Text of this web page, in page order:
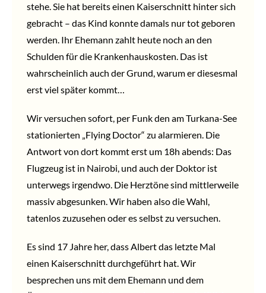
stehe. Sie hat bereits einen Kaiserschnitt hinter sich
gebracht – das Kind konnte damals nur tot geboren
werden. Ihr Ehemann zahlt heute noch an den
Schulden für die Krankenhauskosten. Das ist
wahrscheinlich auch der Grund, warum er diesesmal
erst viel später kommt…
Wir versuchen sofort, per Funk den am Turkana-See
stationierten „Flying Doctor“ zu alarmieren. Die
Antwort von dort kommt erst um 18h abends: Das
Flugzeug ist in Nairobi, und auch der Doktor ist
unterwegs irgendwo. Die Herztöne sind mittlerweile
massiv abgesunken. Wir haben also die Wahl,
tatenlos zuzusehen oder es selbst zu versuchen.
Es sind 17 Jahre her, dass Albert das letzte Mal
einen Kaiserschnitt durchgeführt hat. Wir
besprechen uns mit dem Ehemann und dem